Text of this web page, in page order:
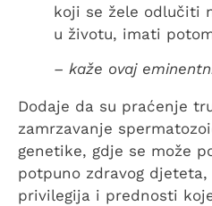
koji se žele odlučiti
u životu, imati
– kaže ovaj
Dodaje da su praćenje
zamrzavanje
genetike, gdje se može
potpuno zdravog djeteta,
privilegija i prednosti